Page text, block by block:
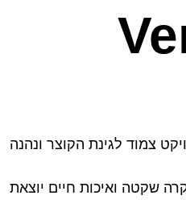
צמוד לגינת הקוצר ונהנה
שקטה ואיכות חיים יוצאת